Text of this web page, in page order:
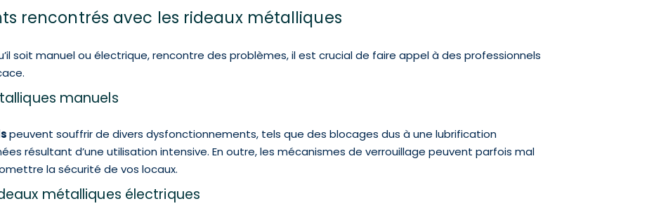
rencontrés avec les rideaux métalliques
soit manuel ou électrique, rencontre des problèmes, il est crucial de faire appel à des professionnels
manuels
peuvent souffrir de divers dysfonctionnements, tels que des blocages dus à une lubrification
résultant d’une utilisation intensive. En outre, les mécanismes de verrouillage peuvent parfois mal
la sécurité de vos locaux.
métalliques électriques